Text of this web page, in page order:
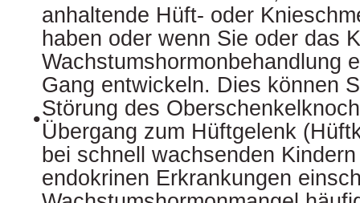
•
anhaltende Hüft- oder
haben oder wenn Sie oder das
Wachstumshormonbehandlung
Gang entwickeln. Dies können
Störung des
Übergang zum Hüftgelenk
bei schnell wachsenden
endokrinen Erkrankungen